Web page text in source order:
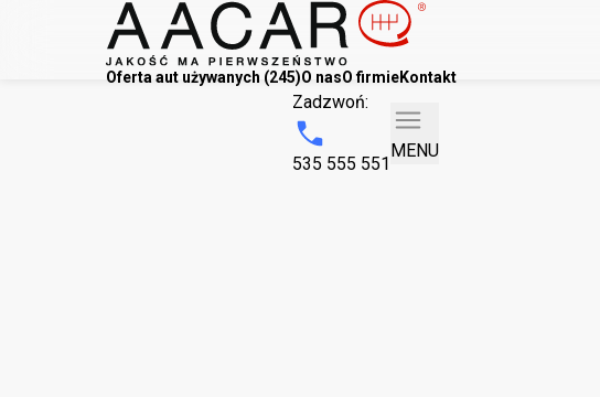
Oferta aut używanych (245)O nasO firmieKontakt
Zadzwoń:
535 555 551
MENU